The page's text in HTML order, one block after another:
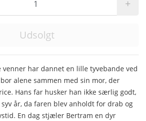
+
Udsolgt
venner har dannet en lille tyvebande ved
alene sammen med sin mor, der
Hans far husker han ikke særlig godt,
år, da faren blev anholdt for drab og
En dag stjæler Bertram en dyr